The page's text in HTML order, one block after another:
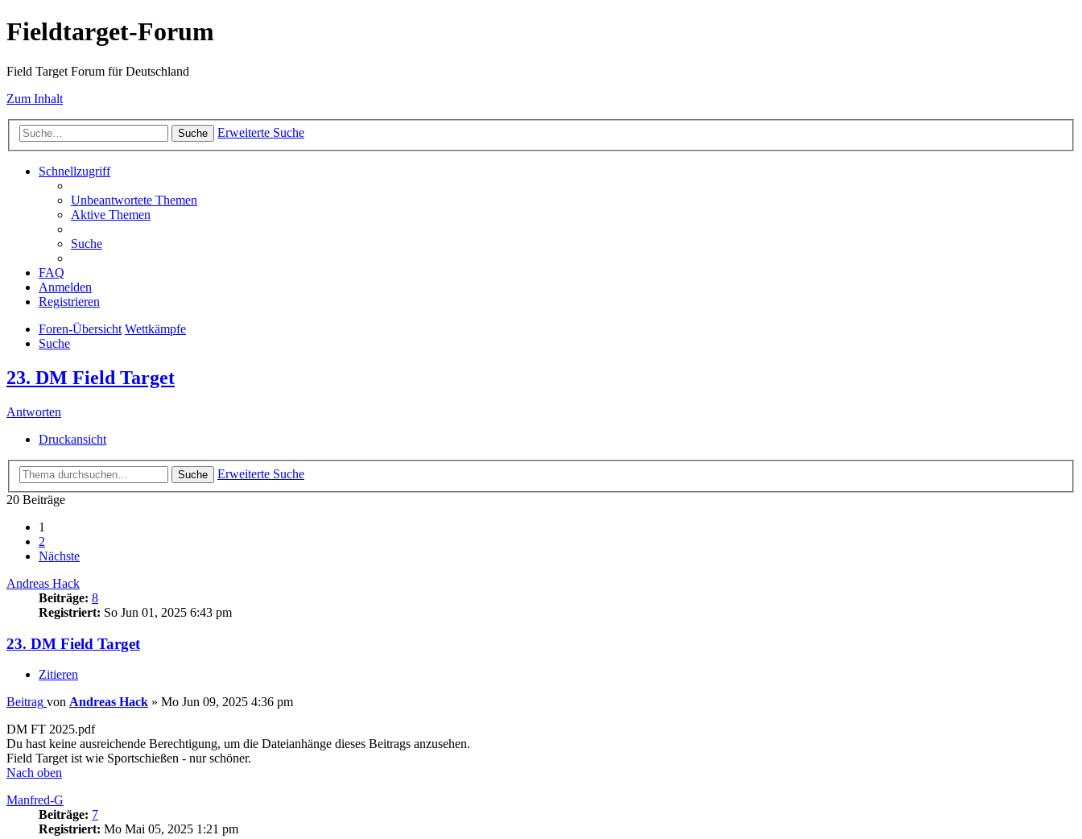
Fieldtarget-Forum
Field Target Forum für Deutschland
Zum Inhalt
Suche Erweiterte Suche
Schnellzugriff
Unbeantwortete Themen
Aktive Themen
Suche
FAQ
Anmelden
Registrieren
Foren-Übersicht Wettkämpfe
Suche
23. DM Field Target
Antworten
Druckansicht
Suche
Erweiterte Suche
20 Beiträge
1
2
Nächste
Andreas Hack
Beiträge: 8
Registriert: So Jun 01, 2025 6:43 pm
23. DM Field Target
Zitieren
Beitrag von Andreas Hack » Mo Jun 09, 2025 4:36 pm
DM FT 2025.pdf
Du hast keine ausreichende Berechtigung, um die Dateianhänge dieses Beitrags anzusehen.
Field Target ist wie Sportschießen - nur schöner.
Nach oben
Manfred-G
Beiträge: 7
Registriert: Mo Mai 05, 2025 1:21 pm